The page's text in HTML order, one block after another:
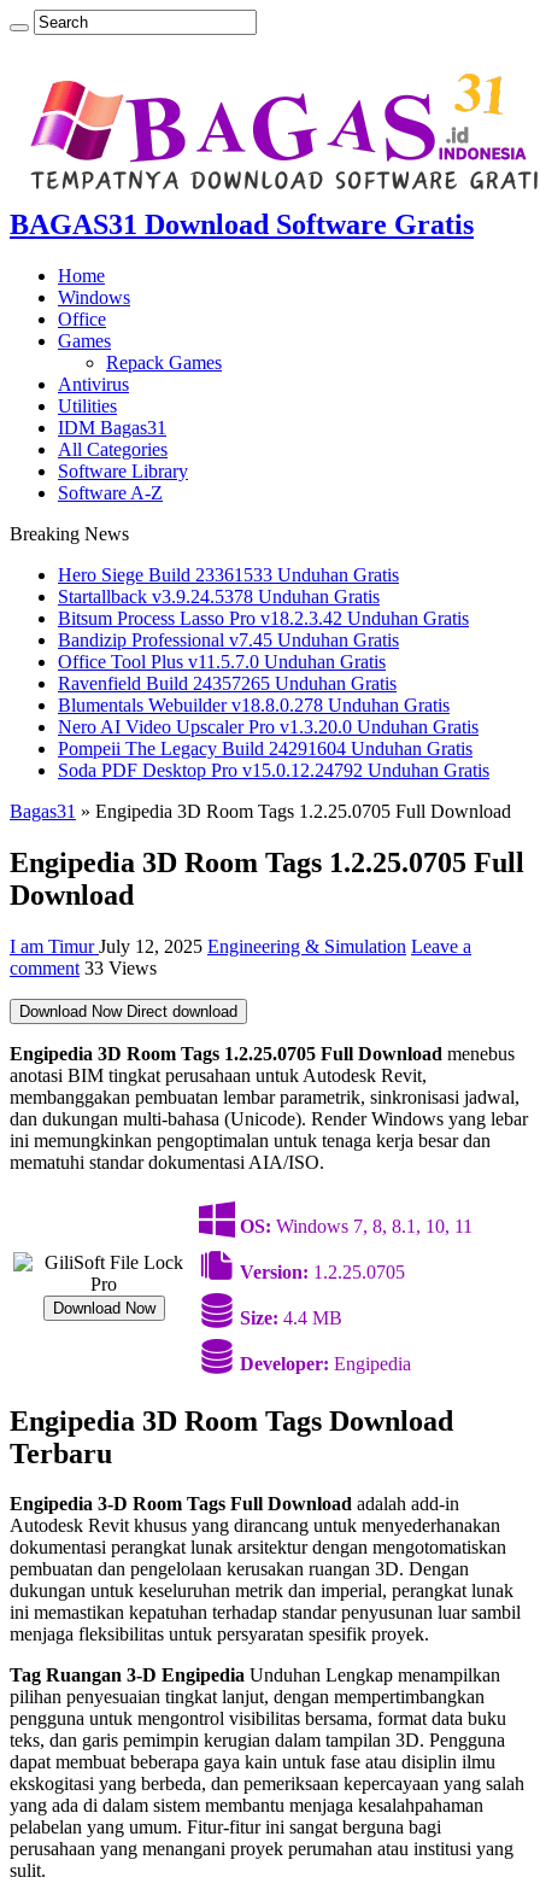
BAGAS31 Download Software Gratis
Home
Windows
Office
Games
Repack Games
Antivirus
Utilities
IDM Bagas31
All Categories
Software Library
Software A-Z
Breaking News
Hero Siege Build 23361533 Unduhan Gratis
Startallback v3.9.24.5378 Unduhan Gratis
Bitsum Process Lasso Pro v18.2.3.42 Unduhan Gratis
Bandizip Professional v7.45 Unduhan Gratis
Office Tool Plus v11.5.7.0 Unduhan Gratis
Ravenfield Build 24357265 Unduhan Gratis
Blumentals Webuilder v18.8.0.278 Unduhan Gratis
Nero AI Video Upscaler Pro v1.3.20.0 Unduhan Gratis
Pompeii The Legacy Build 24291604 Unduhan Gratis
Soda PDF Desktop Pro v15.0.12.24792 Unduhan Gratis
Bagas31 » Engipedia 3D Room Tags 1.2.25.0705 Full Download
Engipedia 3D Room Tags 1.2.25.0705 Full
Download
I am TimurJuly 12, 2025 Engineering & Simulation Leave a
comment 33 Views
Download Now Direct download
Engipedia 3D Room Tags 1.2.25.0705 Full Download menebus
anotasi BIM tingkat perusahaan untuk Autodesk Revit,
membanggakan pembuatan lembar parametrik, sinkronisasi jadwal,
dan dukungan multi-bahasa (Unicode). Render Windows yang lebar
ini memungkinkan pengoptimalan untuk tenaga kerja besar dan
mematuhi standar dokumentasi AIA/ISO.
Download Now
OS: Windows 7, 8, 8.1, 10, 11
Version: 1.2.25.0705
Size: 4.4 MB
Developer: Engipedia
Engipedia 3D Room Tags Download
Terbaru
Engipedia 3-D Room Tags Full Download adalah add-in
Autodesk Revit khusus yang dirancang untuk menyederhanakan
dokumentasi perangkat lunak arsitektur dengan mengotomatiskan
pembuatan dan pengelolaan kerusakan ruangan 3D. Dengan
dukungan untuk keseluruhan metrik dan imperial, perangkat lunak
ini memastikan kepatuhan terhadap standar penyusunan luar sambil
menjaga fleksibilitas untuk persyaratan spesifik proyek.
Tag Ruangan 3-D Engipedia Unduhan Lengkap menampilkan
pilihan penyesuaian tingkat lanjut, dengan mempertimbangkan
pengguna untuk mengontrol visibilitas bersama, format data buku
teks, dan garis pemimpin kerugian dalam tampilan 3D. Pengguna
dapat membuat beberapa gaya kain untuk fase atau disiplin ilmu
ekskogitasi yang berbeda, dan pemeriksaan kepercayaan yang salah
yang ada di dalam sistem membantu menjaga kesalahpahaman
pelabelan yang umum. Fitur-fitur ini sangat berguna bagi
perusahaan yang menangani proyek perumahan atau institusi yang
sulit.